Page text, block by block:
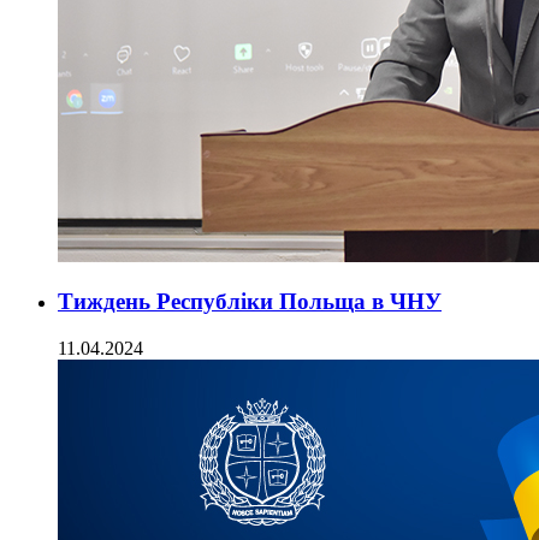
Тиждень Республіки Польща в ЧНУ
11.04.2024